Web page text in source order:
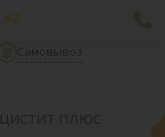
Самовывоз
ПЛЮС